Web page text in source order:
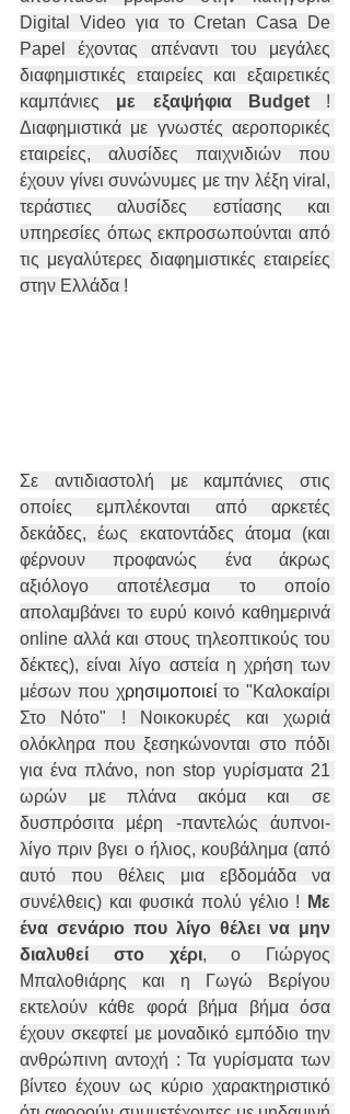
Digital Video για το Cretan Casa De
Papel έχοντας απέναντι του μεγάλες
διαφημιστικές εταιρείες και εξαιρετικές
καμπάνιες με εξαψήφια Budget !
Διαφημιστικά με γνωστές αεροπορικές
εταιρείες, αλυσίδες παιχνιδιών που
έχουν γίνει συνώνυμες με την λέξη viral,
τεράστιες αλυσίδες εστίασης και
υπηρεσίες όπως εκπροσωπούνται από
τις μεγαλύτερες διαφημιστικές εταιρείες
στην Ελλάδα !
Σε αντιδιαστολή με καμπάνιες στις
οποίες εμπλέκονται από αρκετές
δεκάδες, έως εκατοντάδες άτομα (και
φέρνουν προφανώς ένα άκρως
αξιόλογο αποτέλεσμα το οποίο
απολαμβάνει το ευρύ κοινό καθημερινά
online αλλά και στους τηλεοπτικούς του
δέκτες), είναι λίγο αστεία η χρήση των
μέσων που χρησιμοποιεί το "Καλοκαίρι
Στο Νότο" ! Νοικοκυρές και χωριά
ολόκληρα που ξεσηκώνονται στο πόδι
για ένα πλάνο, non stop γυρίσματα 21
ωρών με πλάνα ακόμα και σε
δυσπρόσιτα μέρη -παντελώς άυπνοι-
λίγο πριν βγει ο ήλιος, κουβάλημα (από
αυτό που θέλεις μια εβδομάδα να
συνέλθεις) και φυσικά πολύ γέλιο !
Με
ένα σενάριο που λίγο θέλει να μην
διαλυθεί στο χέρι, ο Γιώργος
Μπαλοθιάρης και η Γωγώ Βερίγου
εκτελούν κάθε φορά βήμα βήμα όσα
έχουν σκεφτεί με μοναδικό εμπόδιο την
ανθρώπινη αντοχή : Τα γυρίσματα των
βίντεο έχουν ως κύριο χαρακτηριστικό